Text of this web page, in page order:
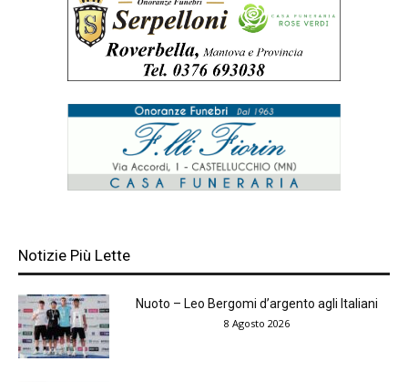
Notizie Più Lette
Nuoto – Leo Bergomi d’argento agli Italiani
8 Agosto 2026